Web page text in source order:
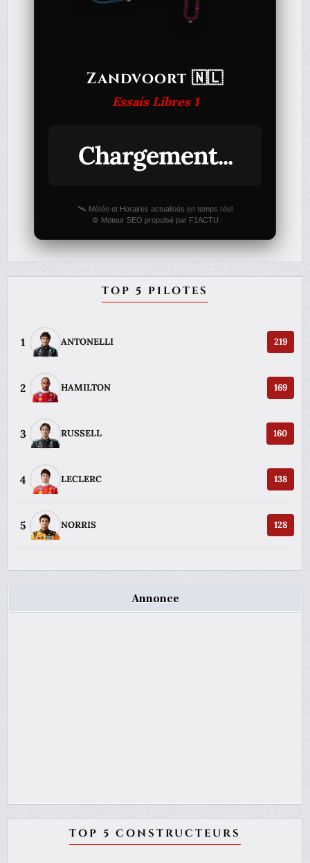
Zandvoort 🇳🇱
Essais Libres 1
Chargement...
🛰️ Météo et Horaires actualisés en temps réel
⚙️ Moteur SEO propulsé par F1ACTU
TOP 5 PILOTES
1 ANTONELLI 219
2 HAMILTON 169
3 RUSSELL 160
4 LECLERC 138
5 NORRIS 128
Annonce
TOP 5 CONSTRUCTEURS